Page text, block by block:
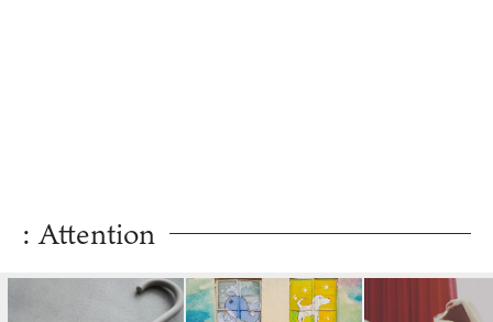
: Attention